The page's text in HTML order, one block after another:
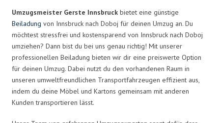
Umzugsmeister Gerste Innsbruck bietet eine günstige
Beiladung von Innsbruck nach Doboj für deinen Umzug an. Du
möchtest stressfrei und kostensparend von Innsbruck nach Doboj
umziehen? Dann bist du bei uns genau richtig! Mit unserer
professionellen Beiladung bieten wir dir eine preiswerte Option
für deinen Umzug. Dabei nutzt du den vorhandenen Raum in
unseren umweltfreundlichen Transportfahrzeugen effizient aus,
indem du deine Möbel und Kartons gemeinsam mit anderen
Kunden transportieren lässt.